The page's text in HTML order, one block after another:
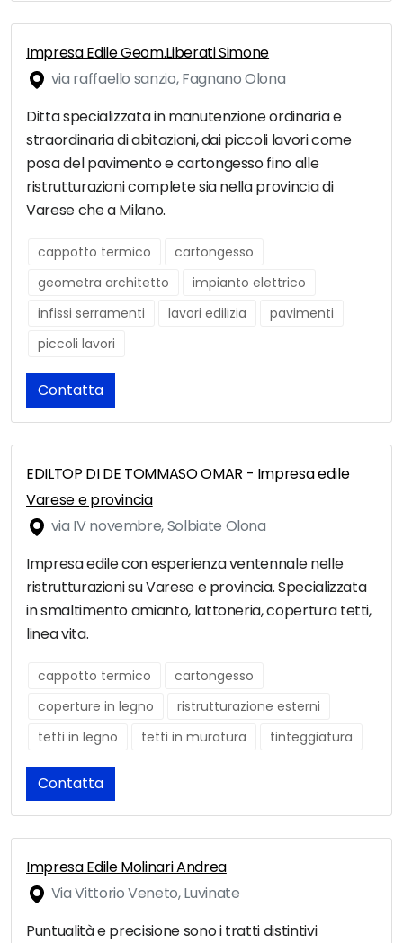
Impresa Edile Geom.Liberati Simone
via raffaello sanzio, Fagnano Olona
Ditta specializzata in manutenzione ordinaria e
straordinaria di abitazioni, dai piccoli lavori come
posa del pavimento e cartongesso fino alle
ristrutturazioni complete sia nella provincia di
Varese che a Milano.
cappotto termico
cartongesso
geometra architetto
impianto elettrico
infissi serramenti
lavori edilizia
pavimenti
piccoli lavori
Contatta
EDILTOP DI DE TOMMASO OMAR - Impresa edile
Varese e provincia
via IV novembre, Solbiate Olona
Impresa edile con esperienza ventennale nelle
ristrutturazioni su Varese e provincia. Specializzata
in smaltimento amianto, lattoneria, copertura tetti,
linea vita.
cappotto termico
cartongesso
coperture in legno
ristrutturazione esterni
tetti in legno
tetti in muratura tinteggiatura
Contatta
Impresa Edile Molinari Andrea
Via Vittorio Veneto, Luvinate
Puntualità e precisione sono i tratti distintivi